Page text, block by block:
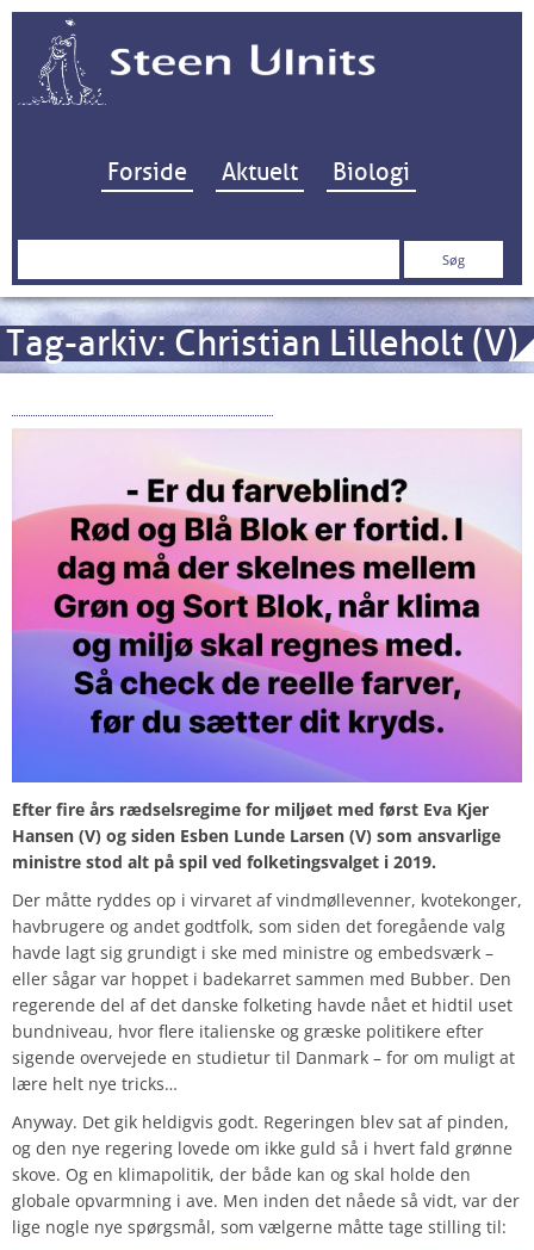
Hop til indhold
Forside Aktuelt Biologi
Søg
Tag-arkiv: Christian Lilleholt (V)
Efter fire års rædselsregime for miljøet med først Eva Kjer
Hansen (V) og siden Esben Lunde Larsen (V) som ansvarlige
ministre stod alt på spil ved folketingsvalget i 2019.
Der måtte ryddes op i virvaret af vindmøllevenner, kvotekonger,
havbrugere og andet godtfolk, som siden det foregående valg
havde lagt sig grundigt i ske med ministre og embedsværk –
eller sågar var hoppet i badekarret sammen med Bubber. Den
regerende del af det danske folketing havde nået et hidtil uset
bundniveau, hvor flere italienske og græske politikere efter
sigende overvejede en studietur til Danmark – for om muligt at
lære helt nye tricks…
Anyway. Det gik heldigvis godt. Regeringen blev sat af pinden,
og den nye regering lovede om ikke guld så i hvert fald grønne
skove. Og en klimapolitik, der både kan og skal holde den
globale opvarmning i ave. Men inden det nåede så vidt, var der
lige nogle nye spørgsmål, som vælgerne måtte tage stilling til: